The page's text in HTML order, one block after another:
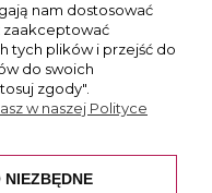
nam dostosować
zaakceptować
tych plików i przejść do
do swoich
zgody".
w naszej Polityce